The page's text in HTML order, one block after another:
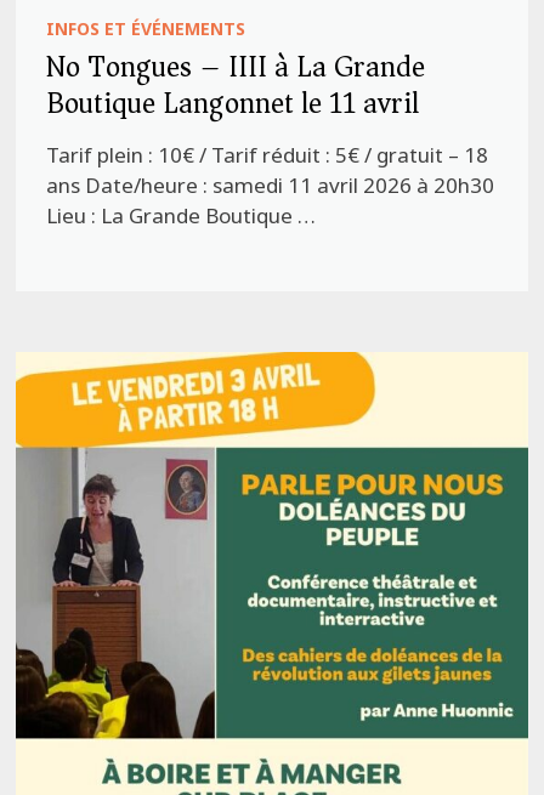
INFOS ET ÉVÉNEMENTS
No Tongues – IIII à La Grande
Boutique Langonnet le 11 avril
Tarif plein : 10€ / Tarif réduit : 5€ / gratuit – 18
ans Date/heure : samedi 11 avril 2026 à 20h30
Lieu : La Grande Boutique …